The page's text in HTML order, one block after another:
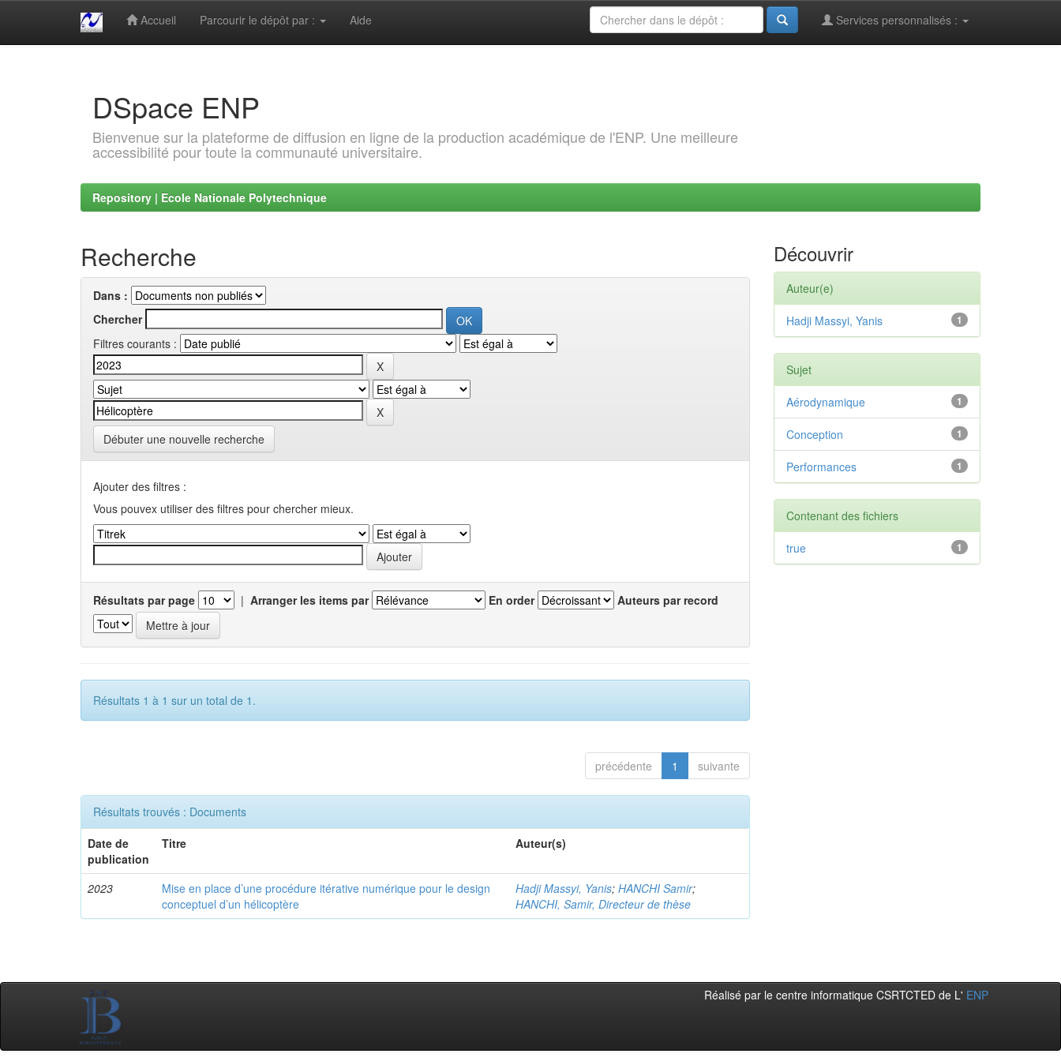
Accueil Parcourir le dépôt par : Aide Services personnalisés :
DSpace ENP
Bienvenue sur la plateforme de diffusion en ligne de la production académique de l'ENP. Une meilleure
accessibilité pour toute la communauté universitaire.
Repository | Ecole Nationale Polytechnique
Recherche
Dans :
Chercher
Filtres courants :
Débuter une nouvelle recherche
Ajouter des filtres :
Vous pouvex utiliser des filtres pour chercher mieux.
Résultats par page | Arranger les items par En order Auteurs par record
Résultats 1 à 1 sur un total de 1.
précédente 1 suivante
Résultats trouvés : Documents
Date de
publication
Titre Auteur(s)
2023
Mise en place d’une procédure itérative numérique pour le design
conceptuel d’un hélicoptère
Hadji Massyi, Yanis;HANCHI Samir;
HANCHI, Samir, Directeur de thèse
Découvrir
Auteur(e)
1
Hadji Massyi, Yanis
Sujet
1
Aérodynamique
1
Conception
1
Performances
Contenant des fichiers
1
true
Réalisé par le centre informatique CSRTCTED de L' ENP